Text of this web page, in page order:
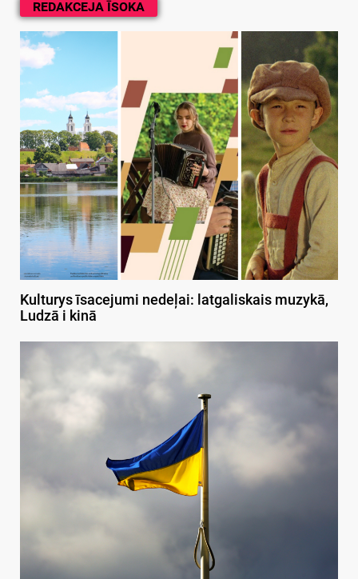
REDAKCEJA ĪSOKA
Kulturys īsacejumi nedeļai: latgaliskais muzykā,
Ludzā i kinā